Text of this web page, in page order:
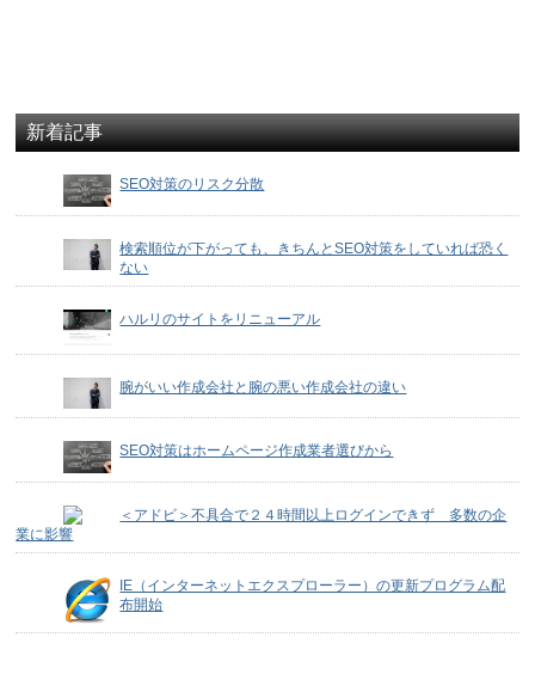
新着記事
SEO対策のリスク分散
検索順位が下がっても、きちんとSEO対策をしていれば恐く
ない
ハルリのサイトをリニューアル
腕がいい作成会社と腕の悪い作成会社の違い
SEO対策はホームページ作成業者選びから
＜アドビ＞不具合で２４時間以上ログインできず 多数の企
業に影響
IE（インターネットエクスプローラー）の更新プログラム配
布開始